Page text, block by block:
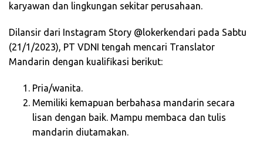
karyawan dan lingkungan sekitar perusahaan.
Dilansir dari Instagram Story @lokerkendari pada Sabtu
(21/1/2023), PT VDNI tengah mencari Translator
Mandarin dengan kualifikasi berikut:
Pria/wanita.
Memiliki kemapuan berbahasa mandarin secara
lisan dengan baik. Mampu membaca dan tulis
mandarin diutamakan.